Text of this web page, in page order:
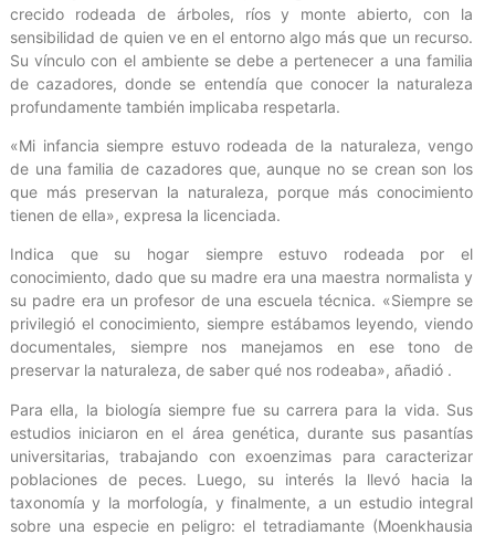
crecido rodeada de árboles, ríos y monte abierto, con la
sensibilidad de quien ve en el entorno algo más que un recurso.
Su vínculo con el ambiente se debe a pertenecer a una familia
de cazadores, donde se entendía que conocer la naturaleza
profundamente también implicaba respetarla.
«Mi infancia siempre estuvo rodeada de la naturaleza, vengo
de una familia de cazadores que, aunque no se crean son los
que más preservan la naturaleza, porque más conocimiento
tienen de ella», expresa la licenciada.
Indica que su hogar siempre estuvo rodeada por el
conocimiento, dado que su madre era una maestra normalista y
su padre era un profesor de una escuela técnica. «Siempre se
privilegió el conocimiento, siempre estábamos leyendo, viendo
documentales, siempre nos manejamos en ese tono de
preservar la naturaleza, de saber qué nos rodeaba», añadió .
Para ella, la biología siempre fue su carrera para la vida. Sus
estudios iniciaron en el área genética, durante sus pasantías
universitarias, trabajando con exoenzimas para caracterizar
poblaciones de peces. Luego, su interés la llevó hacia la
taxonomía y la morfología, y finalmente, a un estudio integral
sobre una especie en peligro: el tetradiamante (Moenkhausia